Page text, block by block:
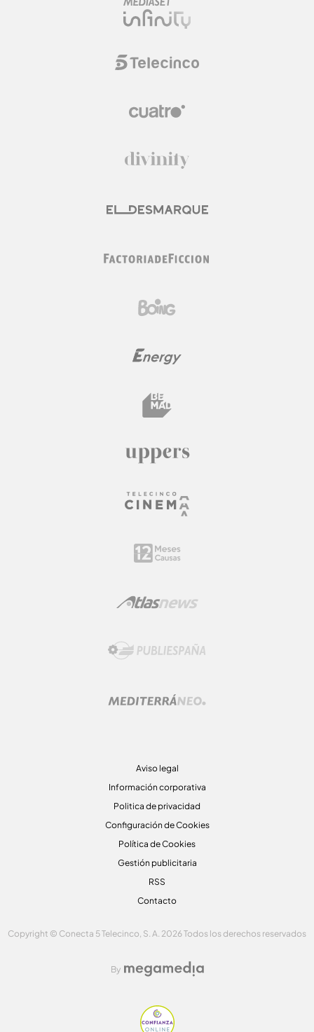
Aviso legal
Información corporativa
Politica de privacidad
Configuración de Cookies
Política de Cookies
Gestión publicitaria
RSS
Contacto
Copyright © Conecta 5 Telecinco, S. A. 2026 Todos los derechos reservados
By